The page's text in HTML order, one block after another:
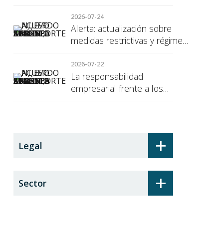
2026-07-24
Alerta: actualización sobre
medidas restrictivas y régimen
2026-07-22
La responsabilidad
empresarial frente a los
+
Legal
+
Sector